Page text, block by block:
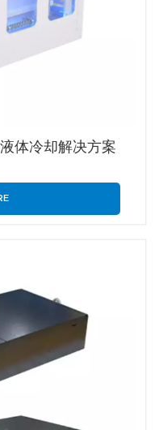
体冷却解决方案